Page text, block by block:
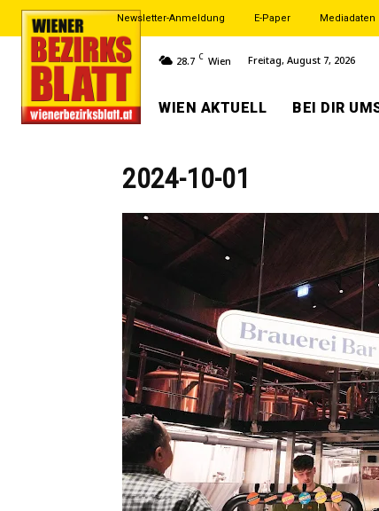
Newsletter-Anmeldung E-Paper Mediadaten
28.7 C Wien Freitag, August 7, 2026
WIEN AKTUELL BEI DIR
2024-10-01